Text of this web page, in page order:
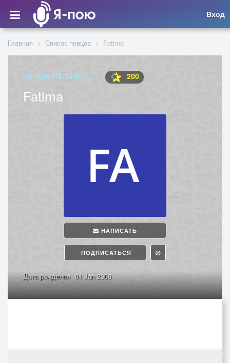
Вход
Главная Список певцов Fatima
ИСПОЛНИТЕЛЬНИЦА 200
Fatima
НАПИСАТЬ
ПОДПИСАТЬСЯ
Дата рождения 01 Jan 2000